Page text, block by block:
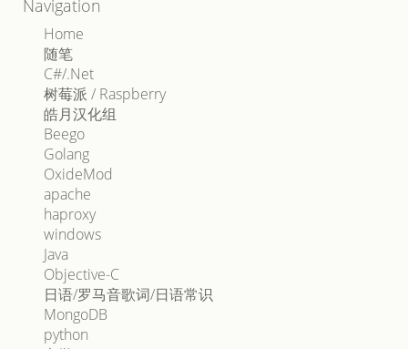
Navigation
Home
随笔
C#/.Net
树莓派 / Raspberry
皓月汉化组
Beego
Golang
OxideMod
apache
haproxy
windows
Java
Objective-C
日语/罗马音歌词/日语常识
MongoDB
python